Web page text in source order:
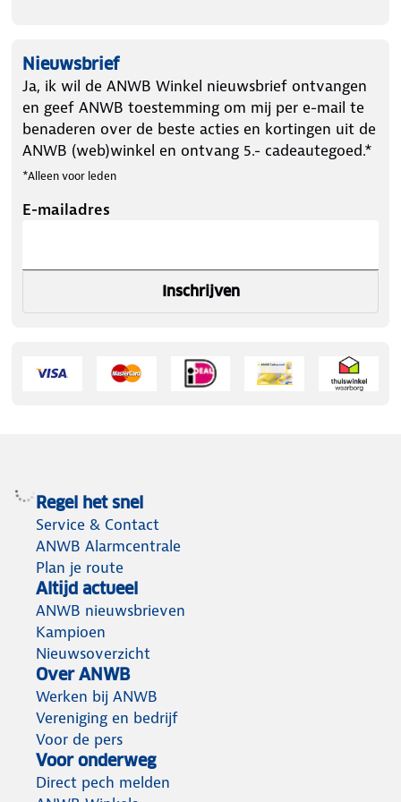
Dubbele bescherming– Detectie
van rook én koolmonoxide.
Gebruiksvriendelijk
montagestrips, boren niet nodig.
Nieuwsbrief
Ja, ik wil de ANWB Winkel nieuwsbrief ontvangen
en geef ANWB toestemming om mij per e-mail te
benaderen over de beste acties en kortingen uit de
ANWB (web)winkel en ontvang 5.- cadeautegoed.*
*Alleen voor leden
E-mailadres
Inschrijven
Regel het snel
Service & Contact
ANWB Alarmcentrale
Plan je route
Altijd actueel
ANWB nieuwsbrieven
Kampioen
Nieuwsoverzicht
Over ANWB
Werken bij ANWB
Vereniging en bedrijf
Voor de pers
Voor onderweg
Direct pech melden